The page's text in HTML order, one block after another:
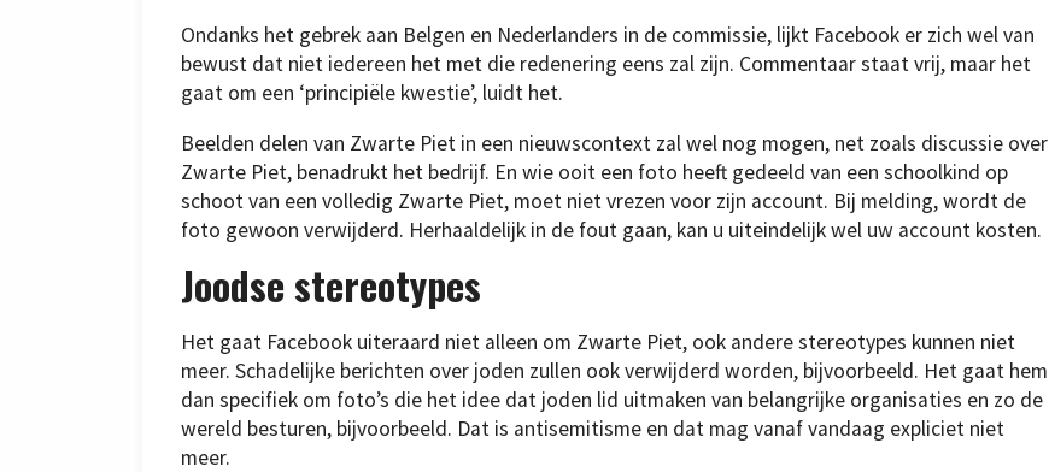
Ondanks het gebrek aan Belgen en Nederlanders in de commissie, lijkt Facebook er zich wel van
bewust dat niet iedereen het met die redenering eens zal zijn. Commentaar staat vrij, maar het
gaat om een ‘principiële kwestie’, luidt het.
Beelden delen van Zwarte Piet in een nieuwscontext zal wel nog mogen, net zoals discussie over
Zwarte Piet, benadrukt het bedrijf. En wie ooit een foto heeft gedeeld van een schoolkind op
schoot van een volledig Zwarte Piet, moet niet vrezen voor zijn account. Bij melding, wordt de
foto gewoon verwijderd. Herhaaldelijk in de fout gaan, kan u uiteindelijk wel uw account kosten.
Joodse stereotypes
Het gaat Facebook uiteraard niet alleen om Zwarte Piet, ook andere stereotypes kunnen niet
meer. Schadelijke berichten over joden zullen ook verwijderd worden, bijvoorbeeld. Het gaat hem
dan specifiek om foto’s die het idee dat joden lid uitmaken van belangrijke organisaties en zo de
wereld besturen, bijvoorbeeld. Dat is antisemitisme en dat mag vanaf vandaag expliciet niet
meer.